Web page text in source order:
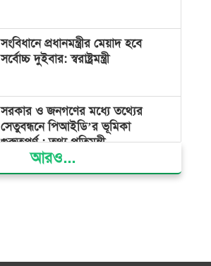
সংবিধানে প্রধানমন্ত্রীর মেয়াদ হবে
সর্বোচ্চ দুইবার: স্বরাষ্ট্রমন্ত্রী
সরকার ও জনগণের মধ্যে তথ্যের
সেতুবন্ধনে পিআইডি’র ভূমিকা
গুরুত্বপূর্ণ : তথ্য প্রতিমন্ত্রী
দেশের বিভিন্ন স্থানে বৃষ্টির সম্ভাবনা,
আরও...